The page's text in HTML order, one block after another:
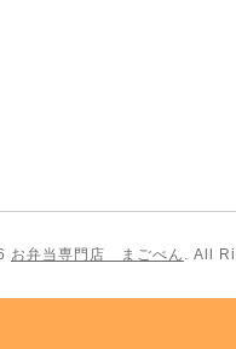
お弁当専門店 まごべん . All